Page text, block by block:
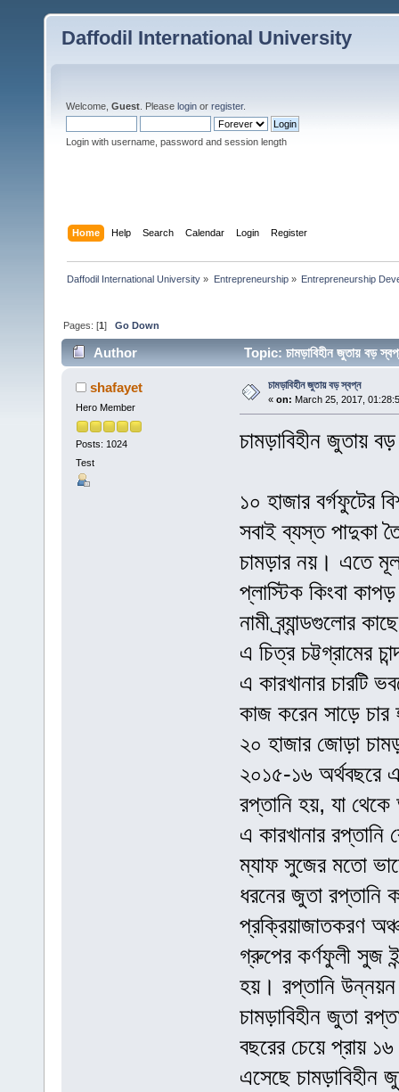
Daffodil International University
Welcome, Guest . Please login or register.
Login with username, password and session length
Home Help Search Calendar Login Register
Daffodil International University » Entrepreneurship» Entrepreneurship
Pages: [1]Go Down
Author Topic: চামড়াবিহীন জুতায় বড়
shafayet
Hero Member
Posts: 1024
Test
চামড়াবিহীন জুতায় বড় স্বপ্ন
« on: March 25, 2017,
চামড়াবিহীন জুতায়
১০ হাজার
সবাই ব্যস্ত পাদুকা
চামড়ার নয়। এতে মূল
প্লাস্টিক কিংবা
নামী ব্র্যান্ডগুলোর
এ চিত্র চট্টগ্রামের
এ কারখানার চারটি
কাজ করেন সাড়ে চার
২০ হাজার জোড়া
২০১৫-১৬ অর্থবছরে
রপ্তানি হয়, যা
এ কারখানার
ম্যাফ সুজের মতো
ধরনের জুতা রপ্তানি
প্রক্রিয়াজাতকরণ
গ্রুপের কর্ণফুলী সুজ
হয়। রপ্তানি উন্নয়ন
চামড়াবিহীন জুতা
বছরের চেয়ে প্রায়
এসেছে চামড়াবিহীন